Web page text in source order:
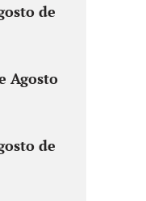
de
Agosto
de